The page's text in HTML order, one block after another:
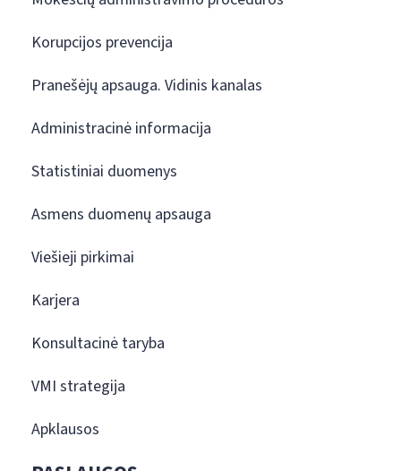
Korupcijos prevencija
Pranešėjų apsauga. Vidinis kanalas
Administracinė informacija
Statistiniai duomenys
Asmens duomenų apsauga
Viešieji pirkimai
Karjera
Konsultacinė taryba
VMI strategija
Apklausos